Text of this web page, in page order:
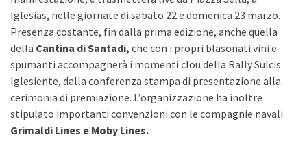
Iglesias, nelle giornate di sabato 22 e domenica 23 marzo.
Presenza costante, fin dalla prima edizione, anche quella
della Cantina di Santadi, che con i propri blasonati vini e
spumanti accompagnerà i momenti clou della Rally Sulcis
Iglesiente, dalla conferenza stampa di presentazione alla
cerimonia di premiazione. L’organizzazione ha inoltre
stipulato importanti convenzioni con le compagnie navali
Grimaldi Lines e Moby Lines.